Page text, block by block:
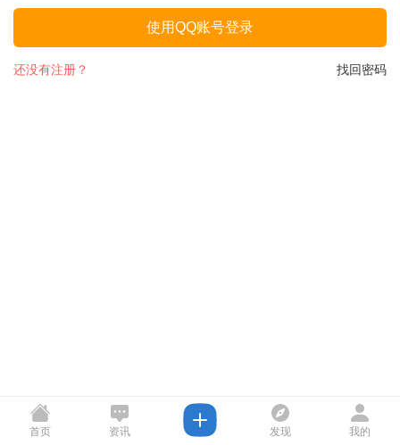
使用QQ账号登录
找回密码
还没有注册？
首页 资讯 发现 我的